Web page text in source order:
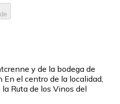
y de la bodega de
el centro de la localidad,
Ruta de los Vinos del